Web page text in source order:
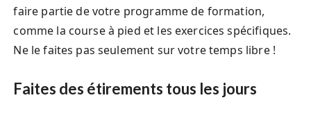
faire partie de votre programme de formation,
comme la course à pied et les exercices spécifiques.
Ne le faites pas seulement sur votre temps libre !
Faites des étirements tous les jours